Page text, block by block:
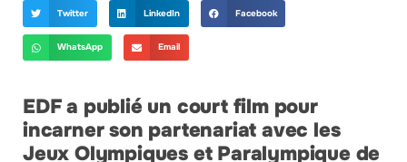
Twitter LinkedIn Facebook
WhatsApp Email
EDF a publié un court film pour
incarner son partenariat avec les
Jeux Olympiques et Paralympique de